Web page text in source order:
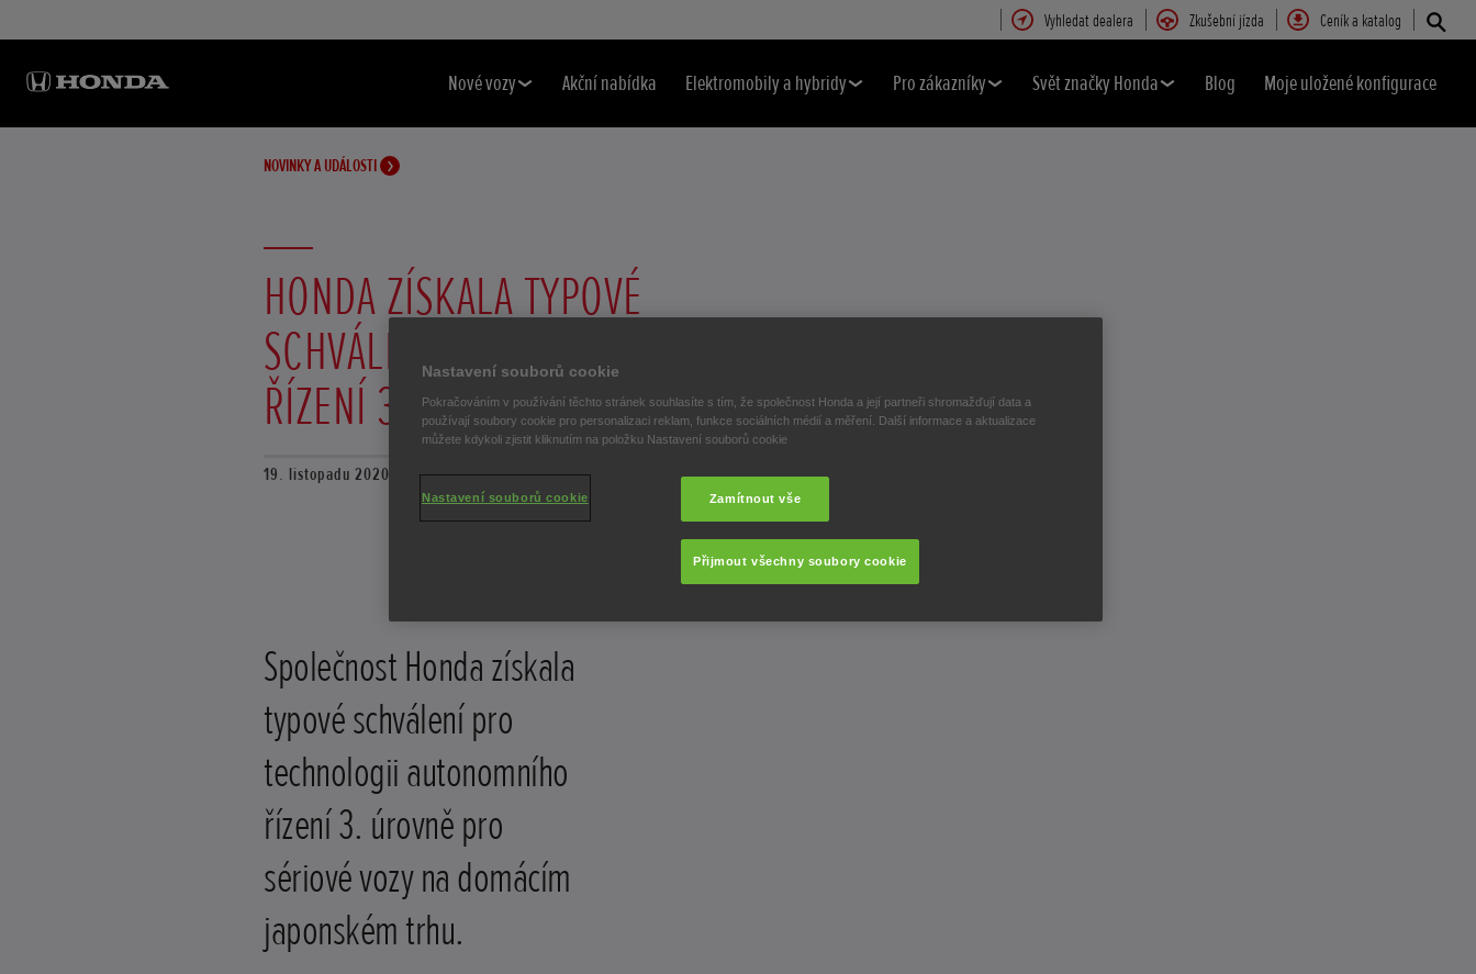
Vyhledat dealera Zkušební jízda Ceník a katalog
Nové vozy Akční nabídka Elektromobily a hybridy Pro zákazníky Svět značky Honda Blog Moje uložené konfigurace
NOVINKY A UDÁLOSTI
HONDA ZÍSKALA TYPOVÉ
SCHVÁLENÍ PRO AUTONOMNÍ
ŘÍZENÍ 3. ÚROVNĚ
19. listopadu 2020
Společnost Honda získala
typové schválení pro
technologii autonomního
řízení 3. úrovně pro
sériové vozy na domácím
japonském trhu.
Nastavení souborů cookie
Pokračováním v používání těchto stránek souhlasíte s tím, že společnost Honda a její partneři shromažďují data a
používají soubory cookie pro personalizaci reklam, funkce sociálních médií a měření. Další informace a aktualizace
můžete kdykoli zjistit kliknutím na položku Nastavení souborů cookie
Zamítnout vše
Přijmout všechny soubory cookie
Nastavení souborů cookie